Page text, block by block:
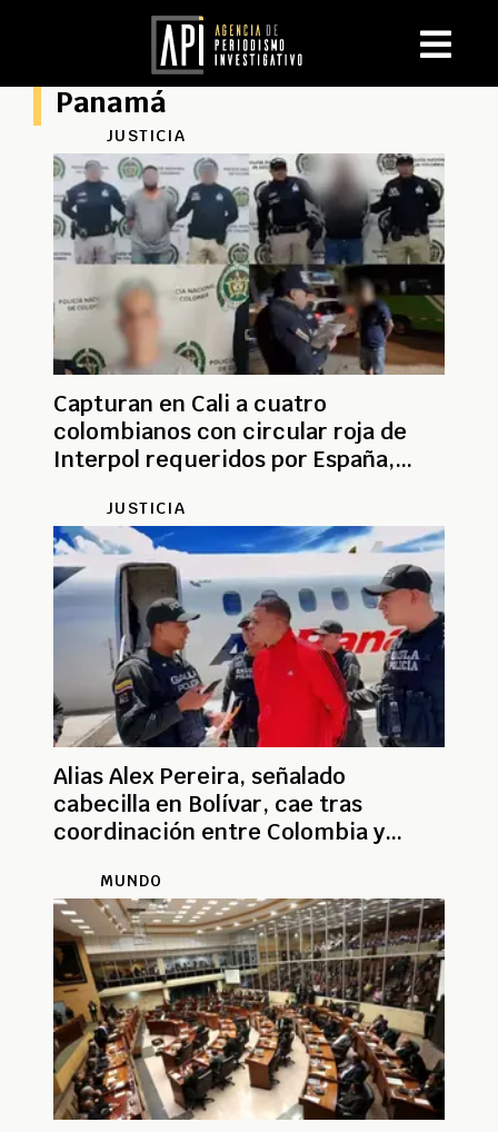
Panamá
JUSTICIA
Capturan en Cali a cuatro
colombianos con circular roja de
Interpol requeridos por España,
JUSTICIA
Alias Alex Pereira, señalado
cabecilla en Bolívar, cae tras
coordinación entre Colombia y
MUNDO